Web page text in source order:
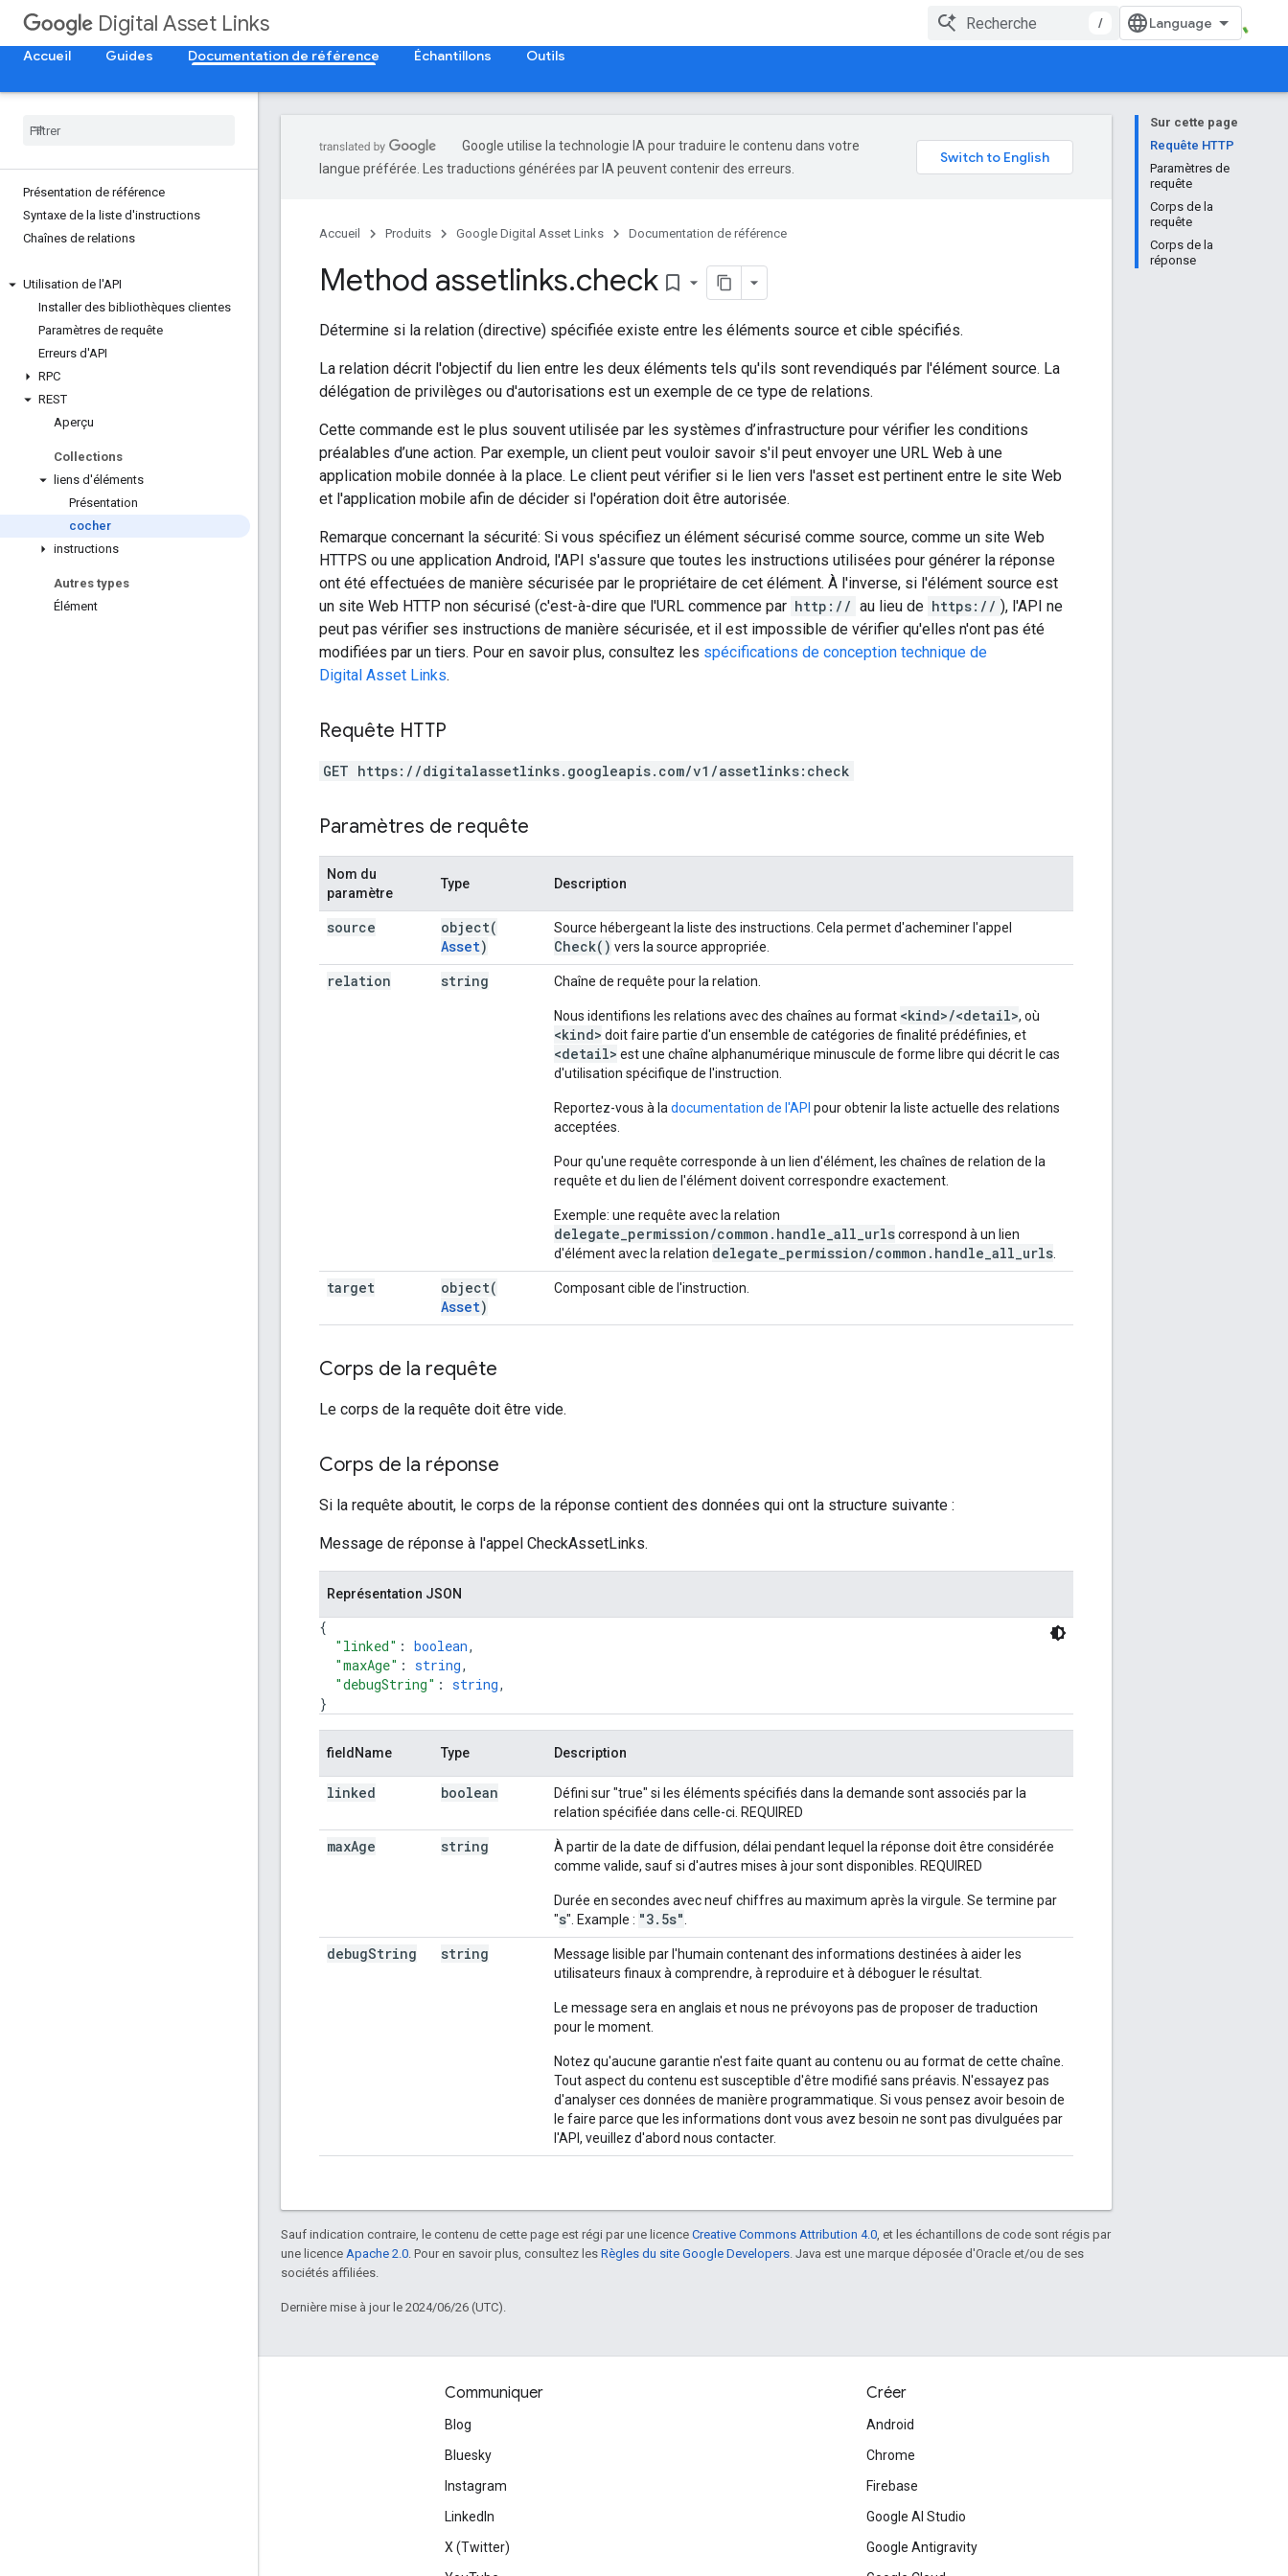
Digital Asset Links
/
Accueil
Guides Documentation de référence Échantillons Outils
Présentation de référence
Syntaxe de la liste d'instructions
Chaînes de relations
Utilisation de l'API
Installer des bibliothèques clientes
Paramètres de requête
Erreurs d'API
RPC
REST
Aperçu
Collections
liens d'éléments
Présentation
cocher
instructions
Autres types
Élément
Sur cette page
Requête HTTP
Paramètres de
requête
Corps de la
requête
Corps de la
réponse
Google utilise la technologie IA pour traduire le contenu dans votre
langue préférée. Les traductions générées par IA peuvent contenir des erreurs.
Accueil Produits Google Digital Asset Links Documentation de référence
Method assetlinks.check bookmark_border
Détermine si la relation (directive) spécifiée existe entre les éléments source et cible spécifiés.
La relation décrit l'objectif du lien entre les deux éléments tels qu'ils sont revendiqués par l'élément source. La
délégation de privilèges ou d'autorisations est un exemple de ce type de relations.
Cette commande est le plus souvent utilisée par les systèmes d’infrastructure pour vérifier les conditions
préalables d’une action. Par exemple, un client peut vouloir savoir s'il peut envoyer une URL Web à une
application mobile donnée à la place. Le client peut vérifier si le lien vers l'asset est pertinent entre le site Web
et l'application mobile afin de décider si l'opération doit être autorisée.
Remarque concernant la sécurité: Si vous spécifiez un élément sécurisé comme source, comme un site Web
HTTPS ou une application Android, l'API s'assure que toutes les instructions utilisées pour générer la réponse
ont été effectuées de manière sécurisée par le propriétaire de cet élément. À l'inverse, si l'élément source est
un site Web HTTP non sécurisé (c'est-à-dire que l'URL commence par http:// au lieu de https:// ), l'API ne
peut pas vérifier ses instructions de manière sécurisée, et il est impossible de vérifier qu'elles n'ont pas été
modifiées par un tiers. Pour en savoir plus, consultez les spécifications de conception technique de
Digital Asset Links.
Requête HTTP
GET https://digitalassetlinks.googleapis.com/v1/assetlinks:check
Paramètres de requête
Nom du
paramètre
Type Description
source
object(
Asset)
Source hébergeant la liste des instructions. Cela permet d'acheminer l'appel
Check( ) vers la source appropriée.
relation string Chaîne de requête pour la relation.
Nous identifions les relations avec des chaînes au format <kind>/<detail>, où
<kind> doit faire partie d'un ensemble de catégories de finalité prédéfinies, et
<detail> est une chaîne alphanumérique minuscule de forme libre qui décrit le cas
d'utilisation spécifique de l'instruction.
Reportez-vous à la documentation de l'API pour obtenir la liste actuelle des relations
acceptées.
Pour qu'une requête corresponde à un lien d'élément, les chaînes de relation de la
requête et du lien de l'élément doivent correspondre exactement.
Exemple: une requête avec la relation
delegate_permission/common.handle_all_urlscorrespond à un lien
d'élément avec la relation delegate_permission/common.handle_all_urls
target
object(
Asset)
Composant cible de l'instruction.
Corps de la requête
Le corps de la requête doit être vide.
Corps de la réponse
Si la requête aboutit, le corps de la réponse contient des données qui ont la structure suivante :
Message de réponse à l'appel CheckAssetLinks.
Représentation JSON
{
"linked" : boolean,
"maxAge" : string,
"debugString" : string,
}
fieldName Type Description
linked boolean
Défini sur "true" si les éléments spécifiés dans la demande sont associés par la
relation spécifiée dans celle-ci. REQUIRED
maxAge string
À partir de la date de diffusion, délai pendant lequel la réponse doit être considérée
comme valide, sauf si d'autres mises à jour sont disponibles. REQUIRED
Durée en secondes avec neuf chiffres au maximum après la virgule. Se termine par
"s". Example : "3.5s"
debugString string
Message lisible par l'humain contenant des informations destinées à aider les
utilisateurs finaux à comprendre, à reproduire et à déboguer le résultat.
Le message sera en anglais et nous ne prévoyons pas de proposer de traduction
pour le moment.
Notez qu'aucune garantie n'est faite quant au contenu ou au format de cette chaîne.
Tout aspect du contenu est susceptible d'être modifié sans préavis. N'essayez pas
d'analyser ces données de manière programmatique. Si vous pensez avoir besoin de
le faire parce que les informations dont vous avez besoin ne sont pas divulguées par
l'API, veuillez d'abord nous contacter.
Sauf indication contraire, le contenu de cette page est régi par une licence Creative Commons Attribution 4.0 , et les échantillons de code sont régis par
une licence Apache 2.0 . Pour en savoir plus, consultez les Règles du site Google Developers . Java est une marque déposée d'Oracle et/ou de ses
sociétés affiliées.
Dernière mise à jour le 2024/06/26 (UTC).
Communiquer
Blog
Bluesky
Instagram
LinkedIn
X (Twitter)
Créer
Android
Chrome
Firebase
Google AI Studio
Google Antigravity